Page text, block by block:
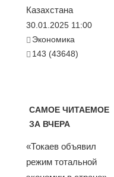
Казахстана
30.01.2025 11:00
Экономика
143 (43648)
САМОЕ ЧИТАЕМОЕ
ЗА ВЧЕРА
«Токаев объявил
режим тотальной